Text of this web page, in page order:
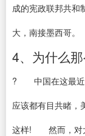
成的宪政联邦共和
大，南接墨西哥。
4、为什么
? 中国在这最近
应该都有目共睹，
这样! 然而，对大